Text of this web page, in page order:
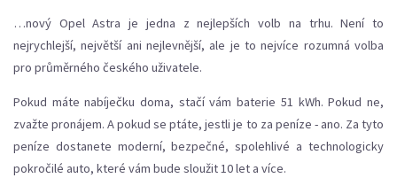
…nový Opel Astra je jedna z nejlepších volb na trhu. Není to
nejrychlejší, největší ani nejlevnější, ale je to nejvíce rozumná volba
pro průměrného českého uživatele.
Pokud máte nabíječku doma, stačí vám baterie 51 kWh. Pokud ne,
zvažte pronájem. A pokud se ptáte, jestli je to za peníze - ano. Za tyto
peníze dostanete moderní, bezpečné, spolehlivé a technologicky
pokročilé auto, které vám bude sloužit 10 let a více.